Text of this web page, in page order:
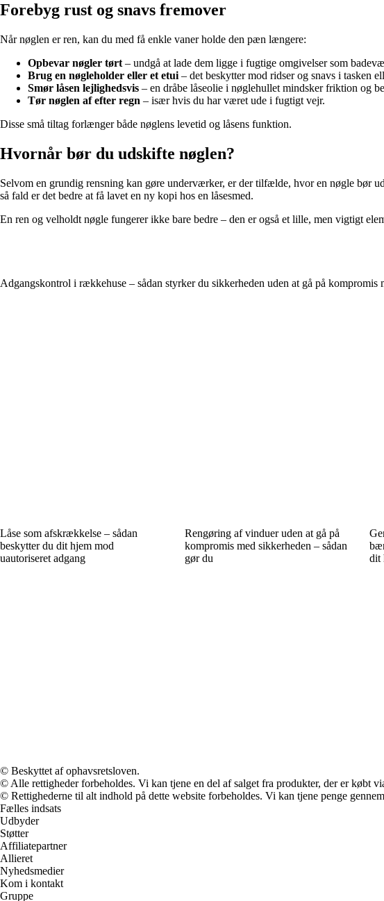
Forebyg rust og snavs fremover
Når nøglen er ren, kan du med få enkle vaner holde den pæn længere:
Opbevar nøgler tørt – undgå at lade dem ligge i fugtige omgivelser som
Brug en nøgleholder eller et etui – det beskytter mod ridser og snavs i tasken
Smør låsen lejlighedsvis – en dråbe låseolie i nøglehullet mindsker friktion og
Tør nøglen af efter regn – især hvis du har været ude i fugtigt vejr.
Disse små tiltag forlænger både nøglens levetid og låsens funktion.
Hvornår bør du udskifte nøglen?
Selvom en grundig rensning kan gøre underværker, er der tilfælde, hvor en nøgle bør
så fald er det bedre at få lavet en ny kopi hos en låsesmed.
En ren og velholdt nøgle fungerer ikke bare bedre – den er også et lille, men vigtigt
Adgangskontrol i rækkehuse – sådan styrker du sikkerheden uden at gå på kompromis
Låse som afskrækkelse – sådan
beskytter du dit hjem mod
uautoriseret adgang
Rengøring af vinduer uden at gå på
kompromis med sikkerheden – sådan
gør du
dit
© Beskyttet af ophavsretsloven.
© Alle rettigheder forbeholdes. Vi kan tjene en del af salget fra produkter, der er købt
© Rettighederne til alt indhold på dette website forbeholdes. Vi kan tjene penge
Fælles indsats
Udbyder
Støtter
Affiliatepartner
Allieret
Nyhedsmedier
Kom i kontakt
Gruppe